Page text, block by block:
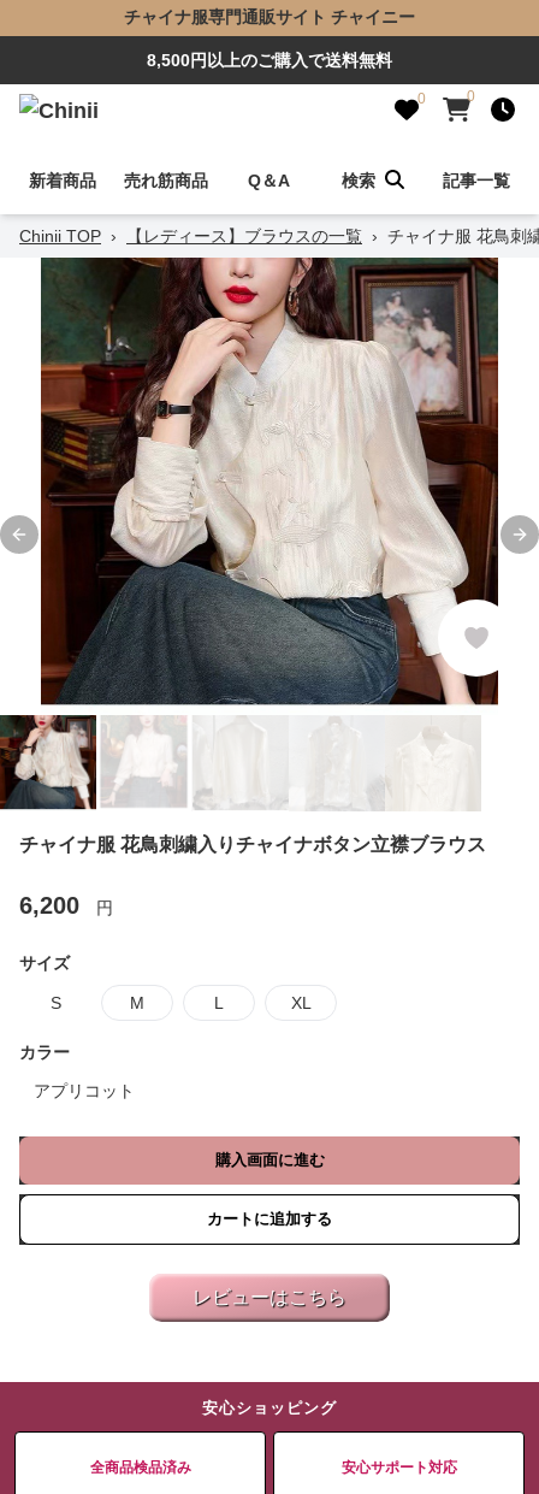
チャイナ服専門通販サイト チャイニー
8,500円以上のご購入で送料無料
0 0
新着商品 売れ筋商品 Q＆A 検索 記事一覧
Chinii TOP › 【レディース】ブラウスの一覧 › チャイナ服 花鳥刺
Previous slide
チャイナ服 花鳥刺繍入りチャイナボタン立襟ブラウス
6,200 円
サイズ
S M L XL
カラー
アプリコット
購入画面に進む
カートに追加する
レビューはこちら
安心ショッピング
全商品検品済み 安心サポート対応